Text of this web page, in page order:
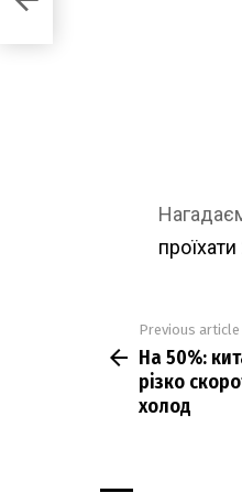
more
Previous article
На 50%:
різко
холод